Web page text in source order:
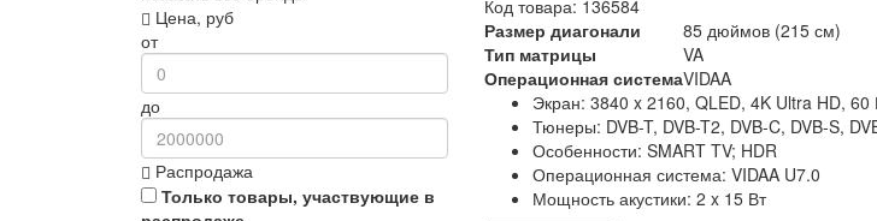
Цена, руб
от
до
Распродажа
Только товары, участвующие в
Код товара: 136584
Размер диагонали
85 дюймов (215 см)
Тип матрицы
VA
Операционная системаVIDAA
Экран: 3840 x 2160, QLED, 4K Ultra HD, 60
Тюнеры: DVB-T, DVB-T2, DVB-C, DVB-S,
Особенности: SMART TV; HDR
Операционная система: VIDAA U7.0
Мощность акустики: 2 x 15 Вт